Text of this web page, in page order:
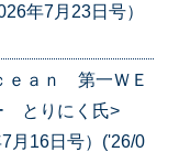
年7月23日号）
ｅａｎ 第一ＷＥ
とりにく氏>
月16日号）('26/0